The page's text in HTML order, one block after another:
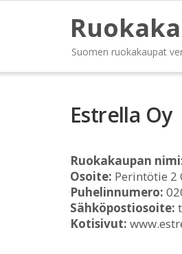
Suomen ruokakaupat
Estrella Oy
Ruokakaupan
Osoite: Perintötie 2
Puhelinnumero:
Sähköpostiosoite:
Kotisivut: